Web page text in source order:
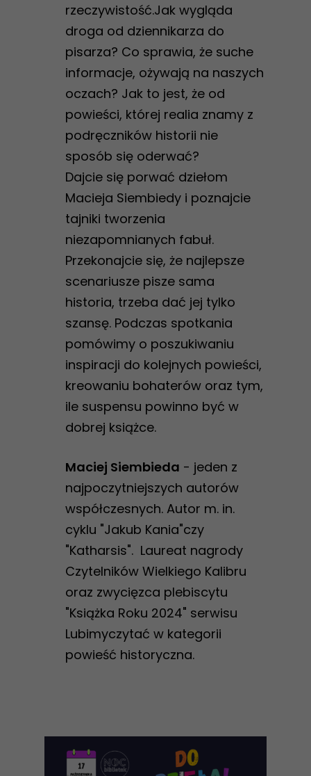
rzeczywistość.Jak wygląda
droga od dziennikarza do
pisarza? Co sprawia, że suche
informacje, ożywają na naszych
oczach? Jak to jest, że od
powieści, której realia znamy z
podręczników historii nie
sposób się oderwać?
Dajcie się porwać dziełom
Macieja Siembiedy i poznajcie
tajniki tworzenia
niezapomnianych fabuł.
Przekonajcie się, że najlepsze
scenariusze pisze sama
historia, trzeba dać jej tylko
szansę. Podczas spotkania
pomówimy o poszukiwaniu
inspiracji do kolejnych powieści,
kreowaniu bohaterów oraz tym,
ile suspensu powinno być w
dobrej książce.
Maciej Siembieda - jeden z
najpoczytniejszych autorów
współczesnych. Autor m. in.
cyklu "Jakub Kania"czy
"Katharsis". Laureat nagrody
Czytelników Wielkiego Kalibru
oraz zwycięzca plebiscytu
"Książka Roku 2024" serwisu
Lubimyczytać w kategorii
powieść historyczna.